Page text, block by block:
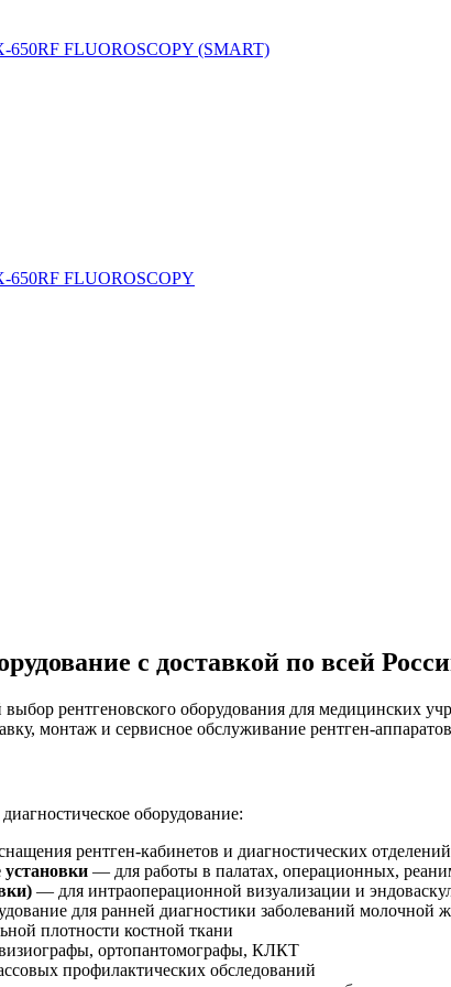
650RF FLUOROSCOPY (SMART)
650RF FLUOROSCOPY
с доставкой по всей
рентгеновского оборудования для медицинских
монтаж и сервисное обслуживание рентген-
оборудование:
рентген-кабинетов и диагностических отделений
— для работы в палатах, операционных,
— для интраоперационной визуализации и
для ранней диагностики заболеваний молочной
плотности костной ткани
ортопантомографы, КЛКТ
профилактических обследований